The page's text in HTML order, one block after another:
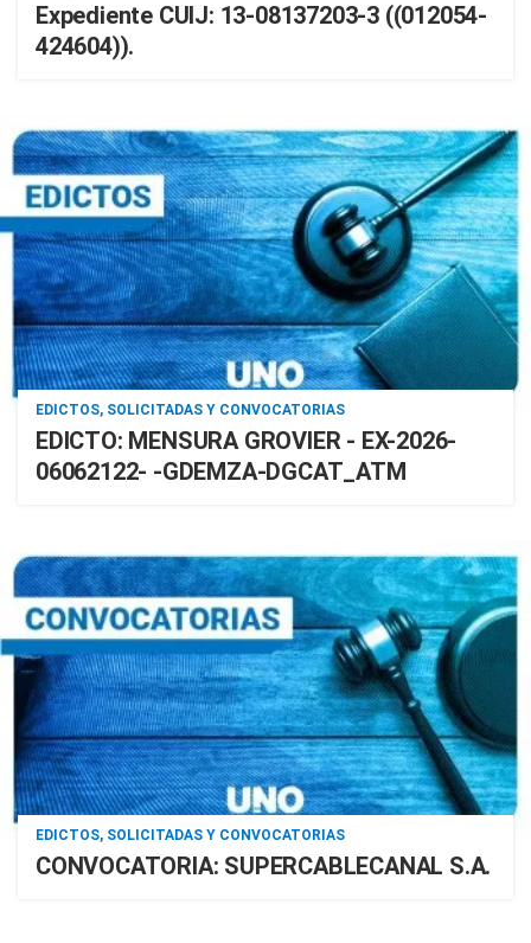
Expediente CUIJ: 13-08137203-3 ((012054-
424604)).
EDICTOS, SOLICITADAS Y CONVOCATORIAS
EDICTO: MENSURA GROVIER - EX-2026-
06062122- -GDEMZA-DGCAT_ATM
EDICTOS, SOLICITADAS Y CONVOCATORIAS
CONVOCATORIA: SUPERCABLECANAL S.A.